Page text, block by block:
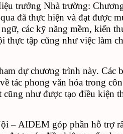
trưởng Nhà trường:
đã thực hiện và đạt được
các kỹ năng mềm, kiến
thực tập cũng như việc làm
dự chương trình này. Các
tác phong văn hóa trong
như được tạo điều kiện
– AIDEM góp phần hỗ trợ